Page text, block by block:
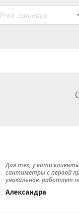
Тема семинара
Для тех, у кото
сантиметры с первой
уникальное, работает
Александра